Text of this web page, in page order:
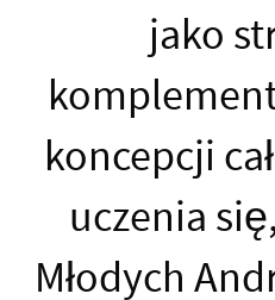
jako
koncepcji
uczenia
Młodych